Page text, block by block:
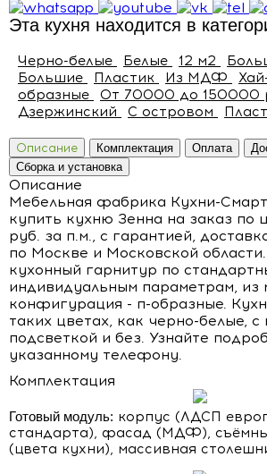
Эта кухня находится в
Черно-белые Белые 12 м2
Большие
Пластик Из МДФ
образные
От 70000 до 150000
Дзержинский
С островом
Описание Комплектация Оплата
Сборка и установка
Описание
Мебельная фабрика Кухни-
купить кухню Зенна на заказ по
руб. за п.м., с гарантией,
по Москве и Московской
кухонный гарнитур по
индивидуальным параметрам, из
конфигурация - п-образные.
таких цветах, как черно-белые, с
подсветкой и без. Узнайте
указанному телефону.
Комплектация
Готовый модуль: корпус (ЛДСП
стандарта), фасад (МДФ),
(цвета кухни), массивная